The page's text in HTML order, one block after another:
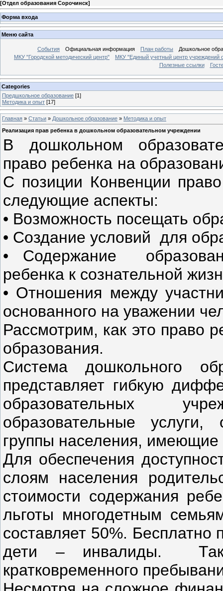
[Отдел образования Сорочинск]
Форма входа
Меню сайта
События Официальная информация План работы
Дошкольное
МКУ "Городской методический центр"
МКУ "Единый учетный центр учреждений
Полезные ссылки
Categories
Предшкольное образование [1]
Методика и опыт [17]
Главная » Статьи » Дошкольное образование » Методика и опыт
Реализация прав ребенка в дошкольном образовательном учреждении
В дошкольном
право ребенка на
С позиции Конвенции
следующие аспекты:
• Возможность посещать
• Создание условий для
• Содержание
ребенка к сознательной
• Отношения между
основанного на уважении
Рассмотрим, как это право
образования.
Система дошкольного
представляет гибкую
образовательных
образовательные
группы населения, имеющие
Для обеспечения
слоям населения
стоимости содержания
льготы многодетным
составляет 50%.
дети – инвалиды.
кратковременного